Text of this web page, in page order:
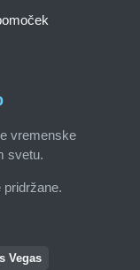
vremenske
svetu.
Vegas